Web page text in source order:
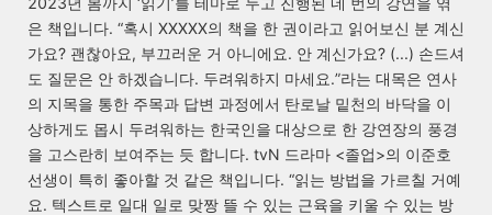
은 책입니다. “혹시 XXXXX의 책을 한 권이라고 읽어보신 분 계신
가요? 괜찮아요, 부끄러운 거 아니에요. 안 계신가요? (...) 손드셔
도 질문은 안 하겠습니다. 두려워하지 마세요.”라는 대목은 연사
의 지목을 통한 주목과 답변 과정에서 탄로날 밑천의 바닥을 이
상하게도 몹시 두려워하는 한국인을 대상으로 한 강연장의 풍경
을 고스란히 보여주는 듯 합니다. tvN 드라마 <졸업>의 이준호
선생이 특히 좋아할 것 같은 책입니다. “읽는 방법을 가르칠 거예
요. 텍스트로 일대 일로 맞짱 뜰 수 있는 근육을 키울 수 있는 방